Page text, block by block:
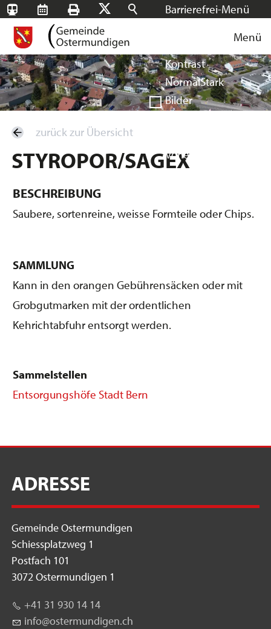
Barrierefrei-Menü
Sehr groß
Kontrast
NormalStark
Bilder
Vorlesen starten
Vorlesen pausieren
Suchen
SBB-
Tageskarten
RMS Drucken
Facebook
Instagram
Login Menü
zurück zur Übersicht
STYROPOR/SAGEX
BESCHREIBUNG
Saubere, sortenreine, weisse Formteile oder Chips.
SAMMLUNG
Kann in den orangen Gebührensäcken oder mit
Grobgutmarken mit der ordentlichen
Kehrichtabfuhr entsorgt werden.
Sammelstellen
Entsorgungshöfe Stadt Bern
ADRESSE
Gemeinde Ostermundigen
Schiessplatzweg 1
Postfach 101
3072 Ostermundigen 1
+41 31 930 14 14
nf
st rm nd g n ch